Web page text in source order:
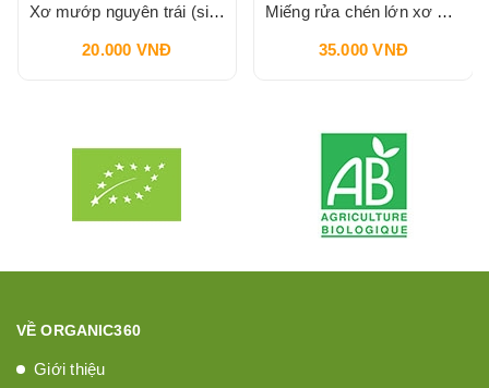
Xơ mướp nguyên trái (size S) VI LÂM
20.000 VNĐ
Miếng rửa chén lớn xơ mướp ( hình chữ nhật) VI LÂM
35.000 VNĐ
VỀ ORGANIC360
Giới thiệu